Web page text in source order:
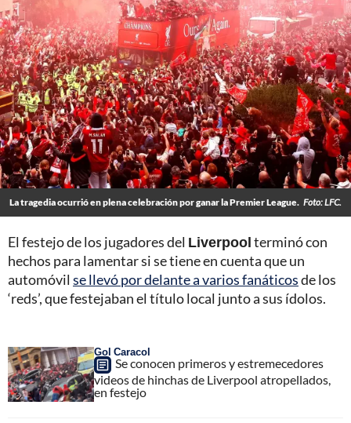
La tragedia ocurrió en plena celebración por ganar la Premier League. Foto: LFC.
El festejo de los jugadores del Liverpoolterminó con
hechos para lamentar si se tiene en cuenta que un
automóvil se llevó por delante a varios fanáticosde los
‘reds’, que festejaban el título local junto a sus ídolos.
Gol Caracol
Se conocen primeros y estremecedores
videos de hinchas de Liverpool atropellados,
en festejo